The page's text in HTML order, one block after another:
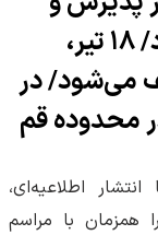
جابه‌جایی مسافر اعمال می‌شود/ ۱۸ تیر،
می‌شود/ در
اطلاعیه‌ای،
همزمان با مراسم